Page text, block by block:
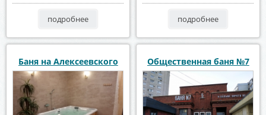
подробнее подробнее
Баня на Алексеевского Общественная баня №7